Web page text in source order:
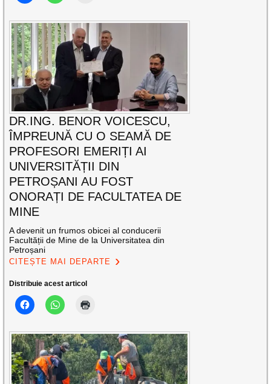
DR.ING. BENOR VOICESCU,
ÎMPREUNĂ CU O SEAMĂ DE
PROFESORI EMERIȚI AI
UNIVERSITĂȚII DIN
PETROȘANI AU FOST
ONORAȚI DE FACULTATEA DE
MINE
A devenit un frumos obicei al conducerii
Facultății de Mine de la Universitatea din
Petroșani
CITEȘTE MAI DEPARTE
Distribuie acest articol